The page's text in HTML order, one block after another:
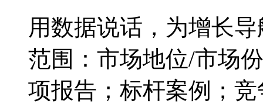
用数据说话，为增长导
范围：市场地位/市场
项报告；标杆案例；